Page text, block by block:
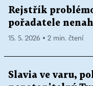
Rejstřík
pořadatele
15. 5. 2026 ▪ 2 min. čtení
Slavia ve varu,